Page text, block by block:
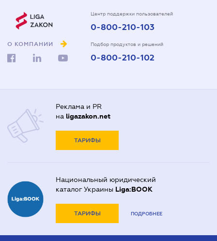
О КОМПАНИИ
Центр поддержки пользователей
0-800-210-103
Подбор продуктов и решений
0-800-210-102
Реклама и PR
на ligazakon.net
ТАРИФЫ
Национальный юридический
каталог Украины Liga:BOOK
ТАРИФЫ ПОДРОБНЕЕ